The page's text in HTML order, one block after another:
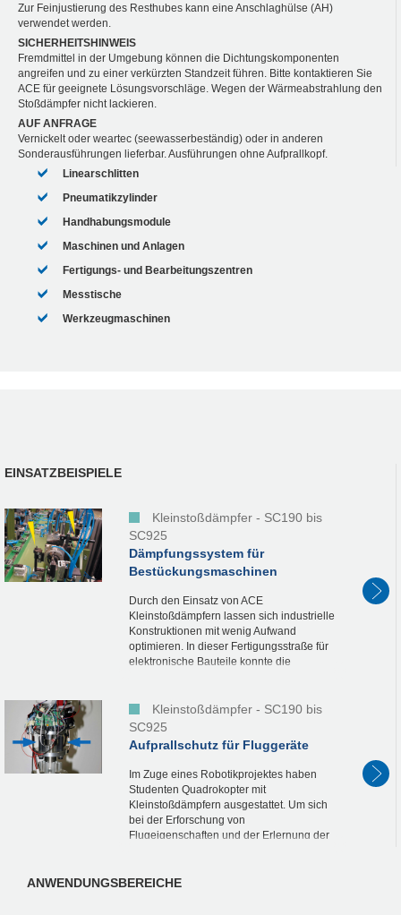
Zur Feinjustierung des Resthubes kann eine Anschlaghülse (AH)
verwendet werden.
SICHERHEITSHINWEIS
Fremdmittel in der Umgebung können die Dichtungskomponenten
angreifen und zu einer verkürzten Standzeit führen. Bitte kontaktieren Sie
ACE für geeignete Lösungsvorschläge. Wegen der Wärmeabstrahlung den
Stoßdämpfer nicht lackieren.
AUF ANFRAGE
Vernickelt oder weartec (seewasserbeständig) oder in anderen
Sonderausführungen lieferbar. Ausführungen ohne Aufprallkopf.
Linearschlitten
Pneumatikzylinder
Handhabungsmodule
Maschinen und Anlagen
Fertigungs- und Bearbeitungszentren
Messtische
Werkzeugmaschinen
EINSATZBEISPIELE
Kleinstoßdämpfer - SC190 bis
SC925
Dämpfungssystem für
Bestückungsmaschinen
Durch den Einsatz von ACE
Kleinstoßdämpfern lassen sich industrielle
Konstruktionen mit wenig Aufwand
optimieren. In dieser Fertigungsstraße für
elektronische Bauteile konnte die
Kleinstoßdämpfer - SC190 bis
SC925
Aufprallschutz für Fluggeräte
Im Zuge eines Robotikprojektes haben
Studenten Quadrokopter mit
Kleinstoßdämpfern ausgestattet. Um sich
bei der Erforschung von
Flugeigenschaften und der Erlernung der
ANWENDUNGSBEREICHE